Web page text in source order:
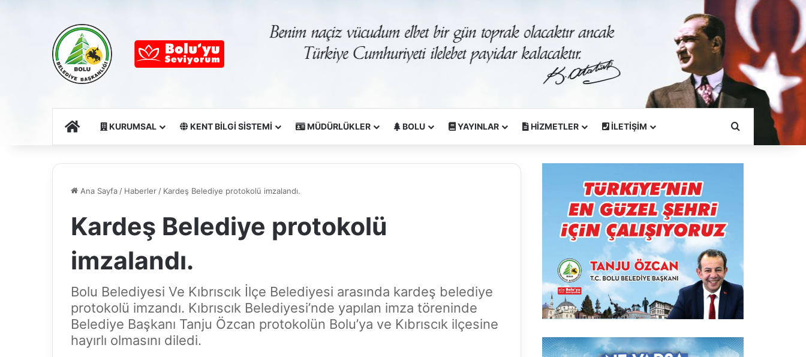
Ana SayfaKURUMSAL KENT BİLGİ SİSTEMİ MÜDÜRLÜKLER BOLU YAYINLAR HİZMETLER İLETİŞİM Arama Yapın
Ana Sayfa / Haberler / Kardeş Belediye protokolü imzalandı.
Kardeş Belediye protokolü
imzalandı.
Bolu Belediyesi Ve Kıbrıscık İlçe Belediyesi arasında kardeş belediye
protokolü imzandı. Kıbrıscık Belediyesi’nde yapılan imza töreninde
Belediye Başkanı Tanju Özcan protokolün Bolu’ya ve Kıbrıscık ilçesine
hayırlı olmasını diledi.